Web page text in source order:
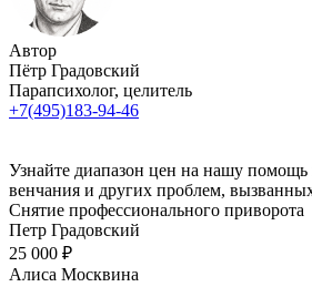
Автор
Пётр Градовский
Парапсихолог, целитель
+7(495)183-94-46
Узнайте диапазон цен на нашу помощь
венчания и других проблем,
Снятие профессионального приворота
Петр Градовский
25 000 ₽
Алиса Москвина